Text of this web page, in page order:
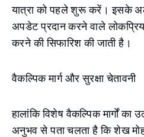
यात्रा को पहले शुरू करें। इसके
अपडेट प्रदान करने वाले
करने की सिफारिश की जाती है।
वैकल्पिक मार्ग और सुरक्षा चेतावनी
हालांकि विशेष वैकल्पिक मार्गों का
अनुभव से पता चलता है कि शेख